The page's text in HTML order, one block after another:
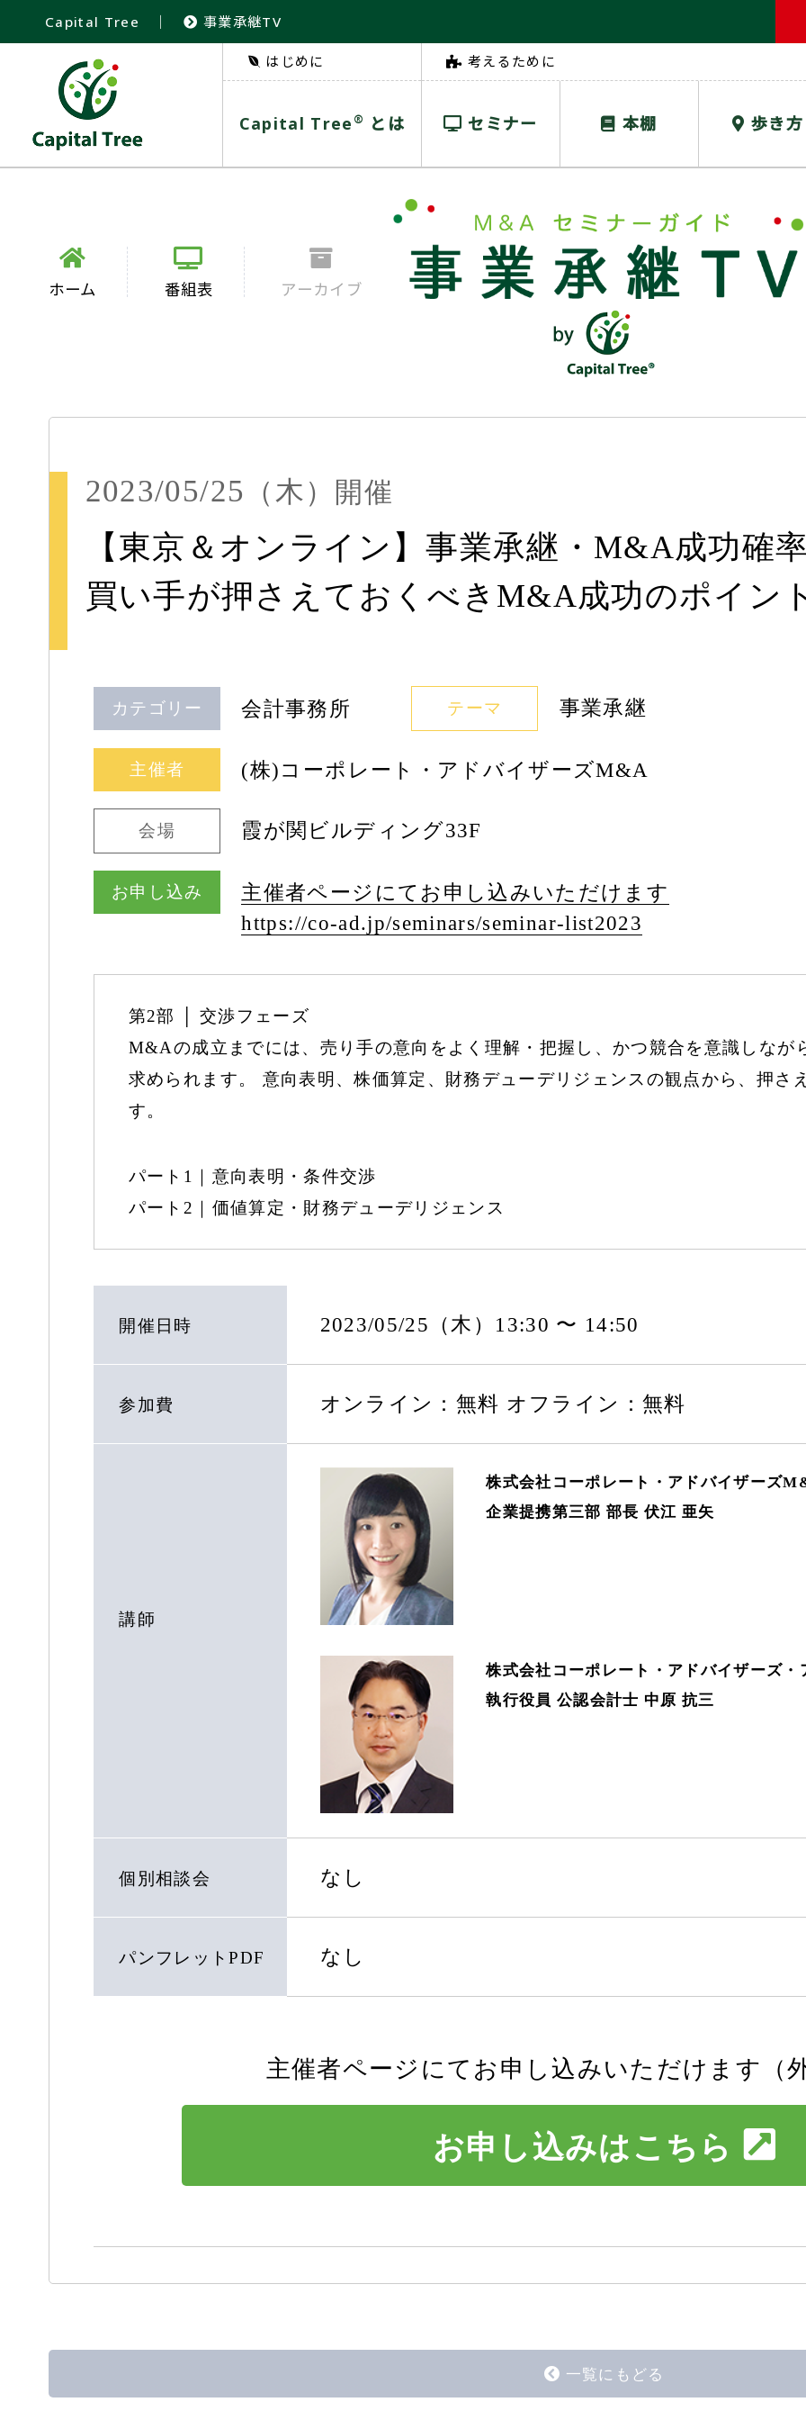
Capital Tree ｜ 事業承継TV
はじめに
Capital Tree ® とは
考えるために
セミナー 本棚 歩き方
ホーム 番組表 アーカイブ
2023/05/25 （木） 開催
【東京＆オンライン】事業承継・M&A成功確
買い手が押さえておくべきM&A成功のポイン
カテゴリー 会計事務所 テーマ 事業承継
主催者 (株)コーポレート・アドバイザーズM&A
会場 霞が関ビルディング33F
お申し込み
主催者ページにてお申し込みいただけます
https://co-ad.jp/seminars/seminar-list2023
第2部 │ 交渉フェーズ
M&Aの成立までには、売り手の意向をよく理解・把握し、かつ競合を意識しなが
求められます。 意向表明、株価算定、財務デューデリジェンスの観点から、押さ
す。
パート1｜意向表明・条件交渉
パート2｜価値算定・財務デューデリジェンス
開催日時 2023/05/25（木）13:30 〜 14:50
参加費 オンライン：無料 オフライン：無料
講師
株式会社コーポレート・アドバイザーズ
企業提携第三部 部長 伏江 亜矢
株式会社コーポレート・アドバイザーズ・
執行役員 公認会計士 中原 抗三
個別相談会 なし
パンフレットPDF なし
主催者ページにてお申し込みいただけます（
お申し込みはこちら
一覧にもどる